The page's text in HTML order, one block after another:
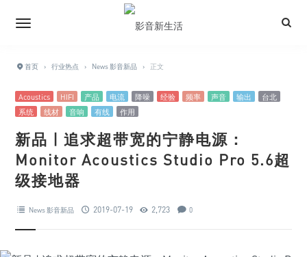
首页 › 行业热点 › News 影音新品 › 正文
Acoustics HIFI 产品 电流 降噪 经验 频率 声音 输出
台北
系统
线材 音响 有线 作用
新品 | 追求超带宽的宁静电源：
Monitor Acoustics Studio Pro 5.6超
级接地器
News 影音新品 2019-07-19 2,723 0